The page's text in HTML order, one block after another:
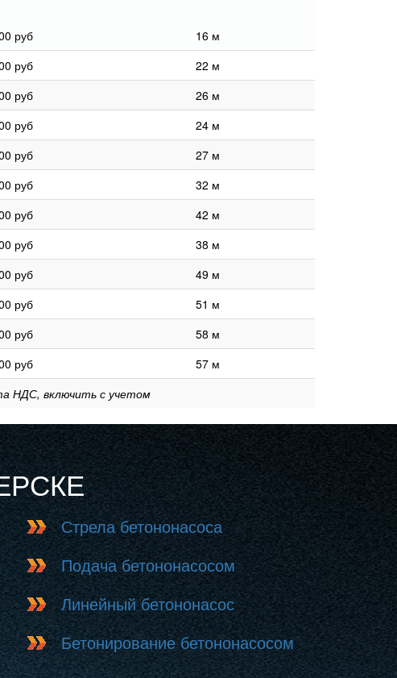
руб
16 м
руб
22 м
руб
26 м
руб
24 м
руб
27 м
руб
32 м
руб
42 м
руб
38 м
руб
49 м
руб
51 м
руб
58 м
руб
57 м
НДС, включить с учетом
Стрела бетононасоса
Подача бетононасосом
Линейный бетононасос
Бетонирование бетононасосом